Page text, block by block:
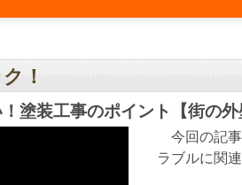
！
塗装工事のポイント【街の
今回の記事
ラブルに関